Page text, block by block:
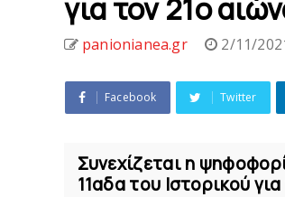
για τον 21ο
panionianea.gr 2/11/
Facebook Twitter
Συνεχίζεται η
11αδα του Ιστορικού